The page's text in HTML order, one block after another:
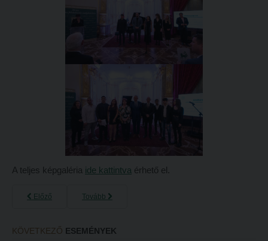
A teljes képgaléria ide kattintva érhető el.
Előző Tovább
KÖVETKEZŐ ESEMÉNYEK